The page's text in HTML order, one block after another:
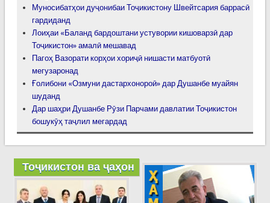
Муносибатҳои дуҷонибаи Тоҷикистону Швейтсария баррасӣ
гардиданд
Лоиҳаи «Баланд бардоштани устувории кишоварзӣ дар
Тоҷикистон» амалӣ мешавад
Пагоҳ Вазорати корҳои хориҷӣ нишасти матбуотӣ
мегузаронад
Ғолибони «Озмуни дастархонороӣ» дар Душанбе муайян
шуданд
Дар шаҳри Душанбе Рӯзи Парчами давлатии Тоҷикистон
бошукӯҳ таҷлил мегардад
Тоҷикистон ва ҷаҳон